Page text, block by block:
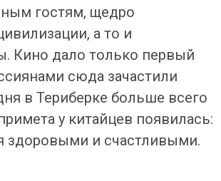
гостям, щедро
а то и
Кино дало только первый
сюда зачастили
в Териберке больше всего
у китайцев появилась:
здоровыми и счастливыми.